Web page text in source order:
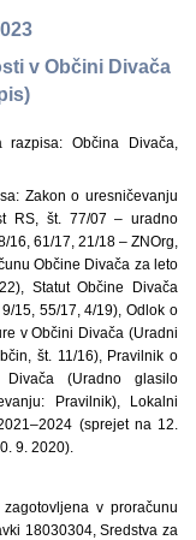
v Občini Divača
Občina Divača,
Zakon o uresničevanju
RS, št. 77/07 – uradno
16, 61/17, 21/18 – ZNOrg,
Občine Divača za leto
Statut Občine Divača
15, 55/17, 4/19), Odlok o
v Občini Divača (Uradni
št. 11/16), Pravilnik o
(Uradno glasilo
Pravilnik), Lokalni
(sprejet na 12.
9. 2020).
v proračunu
18030304, Sredstva za